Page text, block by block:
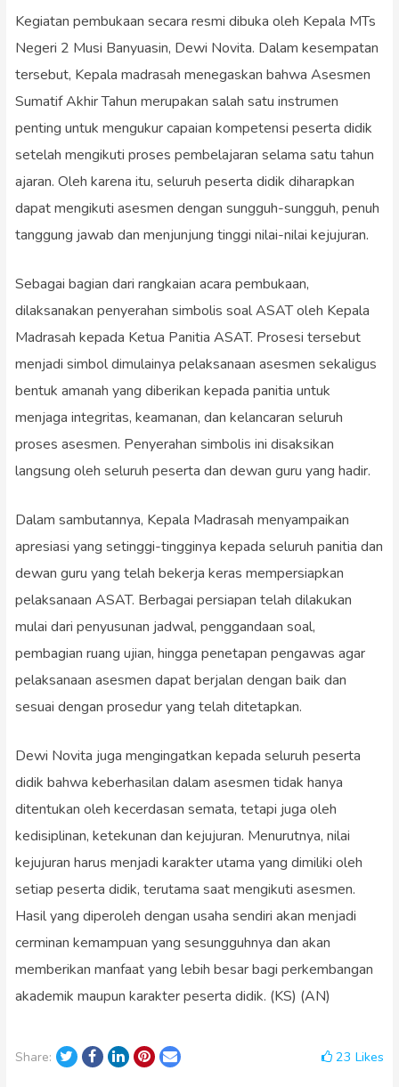
Kegiatan pembukaan secara resmi dibuka oleh Kepala MTs
Negeri 2 Musi Banyuasin, Dewi Novita. Dalam kesempatan
tersebut, Kepala madrasah menegaskan bahwa Asesmen
Sumatif Akhir Tahun merupakan salah satu instrumen
penting untuk mengukur capaian kompetensi peserta didik
setelah mengikuti proses pembelajaran selama satu tahun
ajaran. Oleh karena itu, seluruh peserta didik diharapkan
dapat mengikuti asesmen dengan sungguh-sungguh, penuh
tanggung jawab dan menjunjung tinggi nilai-nilai kejujuran.
Sebagai bagian dari rangkaian acara pembukaan,
dilaksanakan penyerahan simbolis soal ASAT oleh Kepala
Madrasah kepada Ketua Panitia ASAT. Prosesi tersebut
menjadi simbol dimulainya pelaksanaan asesmen sekaligus
bentuk amanah yang diberikan kepada panitia untuk
menjaga integritas, keamanan, dan kelancaran seluruh
proses asesmen. Penyerahan simbolis ini disaksikan
langsung oleh seluruh peserta dan dewan guru yang hadir.
Dalam sambutannya, Kepala Madrasah menyampaikan
apresiasi yang setinggi-tingginya kepada seluruh panitia dan
dewan guru yang telah bekerja keras mempersiapkan
pelaksanaan ASAT. Berbagai persiapan telah dilakukan
mulai dari penyusunan jadwal, penggandaan soal,
pembagian ruang ujian, hingga penetapan pengawas agar
pelaksanaan asesmen dapat berjalan dengan baik dan
sesuai dengan prosedur yang telah ditetapkan.
Dewi Novita juga mengingatkan kepada seluruh peserta
didik bahwa keberhasilan dalam asesmen tidak hanya
ditentukan oleh kecerdasan semata, tetapi juga oleh
kedisiplinan, ketekunan dan kejujuran. Menurutnya, nilai
kejujuran harus menjadi karakter utama yang dimiliki oleh
setiap peserta didik, terutama saat mengikuti asesmen.
Hasil yang diperoleh dengan usaha sendiri akan menjadi
cerminan kemampuan yang sesungguhnya dan akan
memberikan manfaat yang lebih besar bagi perkembangan
akademik maupun karakter peserta didik. (KS) (AN)
Share: TwitterFacebook
LinkedInPinterest
Email 23Likes